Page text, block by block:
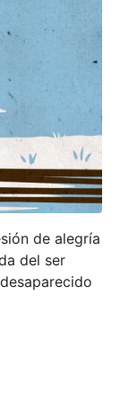
de alegría
del ser